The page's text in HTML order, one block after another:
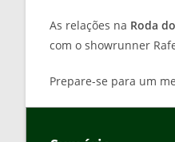
post:
As relações na Roda
com o showrunner
Prepare-se para um